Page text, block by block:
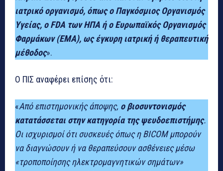
ιατρικό οργανισμό, όπως ο Παγκόσμιος Οργανισμός
Υγείας, ο FDA των ΗΠΑ ή ο Ευρωπαϊκός Οργανισμός
Φαρμάκων (EMA), ως έγκυρη ιατρική ή θεραπευτική
μέθοδος».
Ο ΠΙΣ αναφέρει επίσης ότι:
«Από επιστημονικής άποψης, ο βιοσυντονισμός
κατατάσσεται στην κατηγορία της ψευδοεπιστήμης.
Οι ισχυρισμοί ότι συσκευές όπως η BICOM μπορούν
να διαγνώσουν ή να θεραπεύσουν ασθένειες μέσω
«τροποποίησης ηλεκτρομαγνητικών σημάτων»